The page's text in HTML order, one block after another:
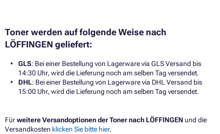
Toner werden auf folgende Weise nach
LÖFFINGEN geliefert:
GLS: Bei einer Bestellung von Lagerware via GLS Versand bis
14:30 Uhr, wird die Lieferung noch am selben Tag versendet.
DHL: Bei einer Bestellung von Lagerware via DHL Versand bis
15:00 Uhr, wird die Lieferung noch am selben Tag versendet.
Fürweitere Versandoptionen der Toner nach LÖFFINGEN und die
Versandkosten klicken Sie bitte hier.